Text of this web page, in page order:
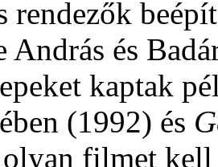
rendezők
András és
kaptak
(1992) és
filmet